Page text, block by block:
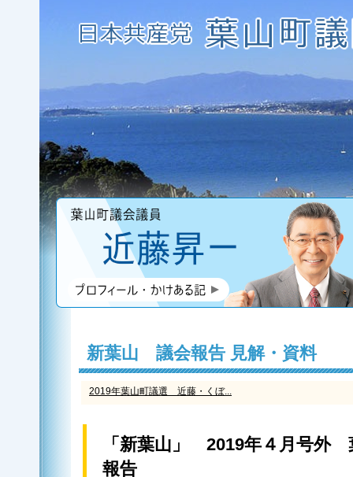
新葉山 議会報告 見解・資料
2019年葉山町議選 近藤・くぼ...
「新葉山」 2019年４月号外
報告